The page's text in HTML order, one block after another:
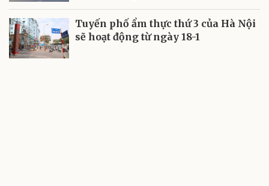
Tuyến phố ẩm thực thứ 3 của Hà Nội
sẽ hoạt động từ ngày 18-1